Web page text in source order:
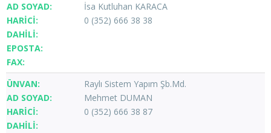
İsa Kutluhan KARACA
0 (352) 666 38 38
Raylı Sistem Yapım Şb.Md.
Mehmet DUMAN
0 (352) 666 38 87